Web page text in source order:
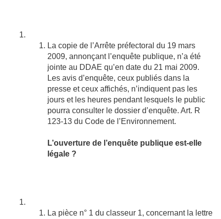
La copie de l’Arrête préfectoral du 19 mars
2009, annonçant l’enquête publique, n’a été
jointe au DDAE qu’en date du 21 mai 2009.
Les avis d’enquête, ceux publiés dans la
presse et ceux affichés, n’indiquent pas les
jours et les heures pendant lesquels le public
pourra consulter le dossier d’enquête. Art. R
123-13 du Code de l’Environnement.
L’ouverture de l’enquête publique est-elle
légale ?
La pièce n° 1 du classeur 1, concernant la lettre